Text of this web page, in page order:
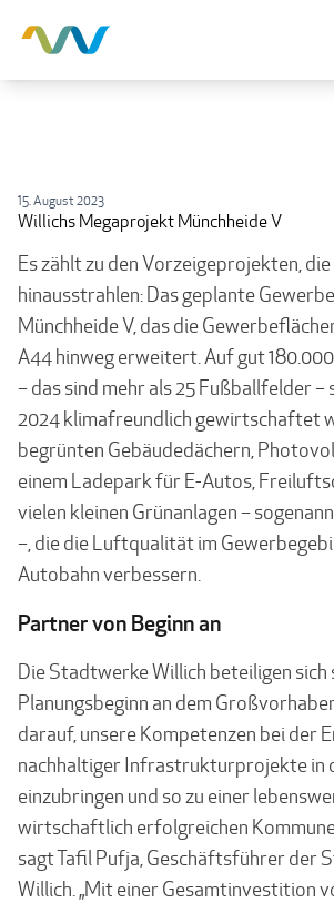
15. August 2023
Willichs Megaprojekt Münchheide V
Es zählt zu den Vorzeigeprojekten,
hinausstrahlen: Das geplante
Münchheide V, das die
A44 hinweg erweitert. Auf gut
– das sind mehr als 25 Fußballfelder
2024 klimafreundlich gewirtschaftet
begrünten Gebäudedächern,
einem Ladepark für E-Autos,
vielen kleinen Grünanlagen –
–, die die Luftqualität im
Autobahn verbessern.
Partner von Beginn an
Die Stadtwerke Willich beteiligen sich
Planungsbeginn an dem
darauf, unsere Kompetenzen bei der
nachhaltiger Infrastrukturprojekte in
einzubringen und so zu einer
wirtschaftlich erfolgreichen
sagt Tafil Pufja, Geschäftsführer der
Willich. „Mit einer Gesamtinvestition